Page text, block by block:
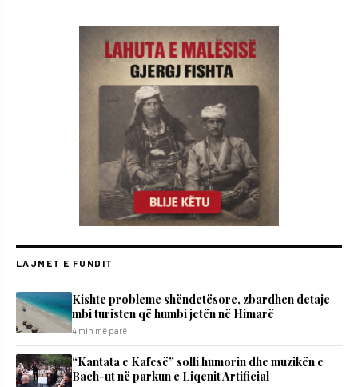
LAJMET E FUNDIT
Kishte probleme shëndetësore, zbardhen detaje
mbi turisten që humbi jetën në Himarë
4 min më parë
“Kantata e Kafesë” solli humorin dhe muzikën e
Bach-ut në parkun e Liqenit Artificial